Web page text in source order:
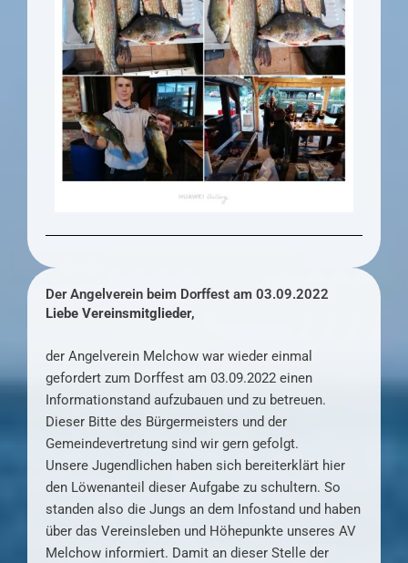
Der Angelverein beim Dorffest am 03.09.2022
Liebe Vereinsmitglieder,
der Angelverein Melchow war wieder einmal
gefordert zum Dorffest am 03.09.2022 einen
Informationstand aufzubauen und zu betreuen.
Dieser Bitte des Bürgermeisters und der
Gemeindevertretung sind wir gern gefolgt.
Unsere Jugendlichen haben sich bereiterklärt hier
den Löwenanteil dieser Aufgabe zu schultern. So
standen also die Jungs an dem Infostand und haben
über das Vereinsleben und Höhepunkte unseres AV
Melchow informiert. Damit an dieser Stelle der